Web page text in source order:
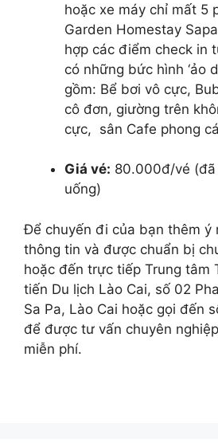
hoặc xe máy chỉ mất 5
Garden Homestay
hợp các điểm check in
có những bức hình ‘ảo
gồm: Bể bơi vô cực,
cô đơn, giường trên
cực, sân Cafe phong
Giá vé: 80.000đ/vé
uống)
Để chuyến đi của bạn thêm ý
thông tin và được chuẩn bị
hoặc đến trực tiếp Trung tâm
tiến Du lịch Lào Cai, số 02
Sa Pa, Lào Cai hoặc gọi đến
để được tư vấn chuyên
miễn phí.